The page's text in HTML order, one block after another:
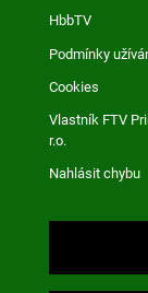
HbbTV
Podmínky
Cookies
Vlastník FTV
r.o.
Nahlásit chybu